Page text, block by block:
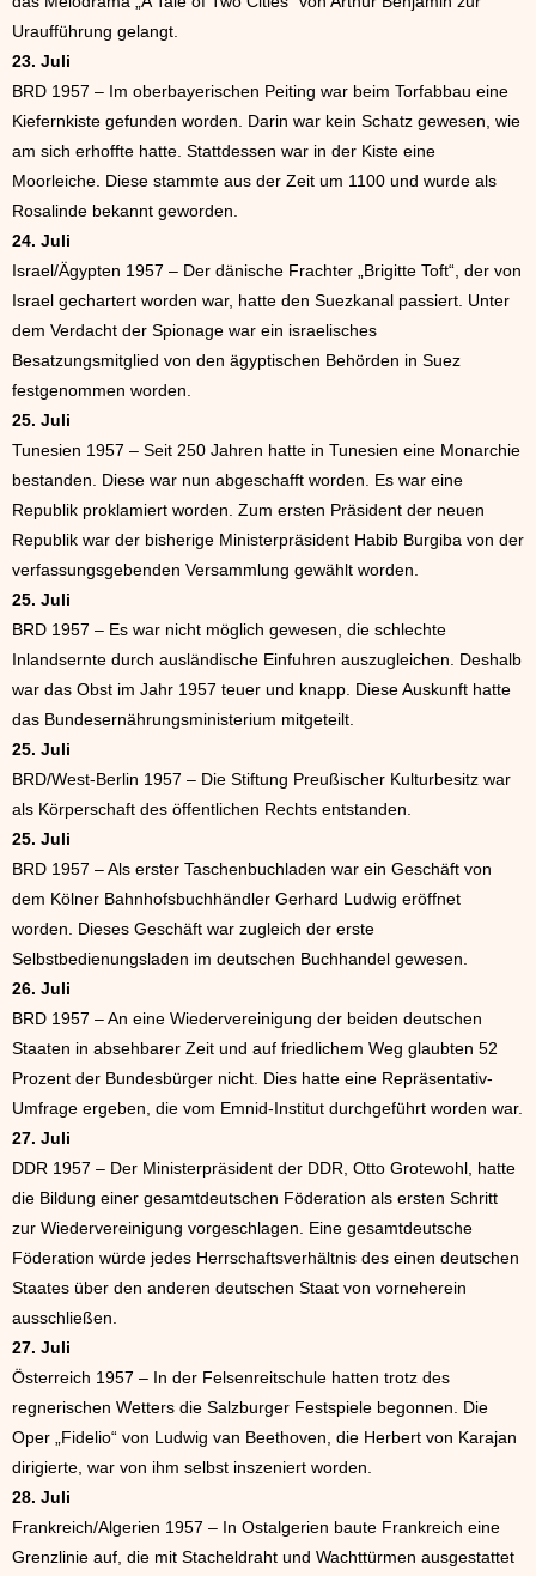
Uraufführung gelangt.
23. Juli
BRD 1957 – Im oberbayerischen Peiting war beim Torfabbau eine
Kiefernkiste gefunden worden. Darin war kein Schatz gewesen, wie
am sich erhoffte hatte. Stattdessen war in der Kiste eine
Moorleiche. Diese stammte aus der Zeit um 1100 und wurde als
Rosalinde bekannt geworden.
24. Juli
Israel/Ägypten 1957 – Der dänische Frachter „Brigitte Toft“, der von
Israel gechartert worden war, hatte den Suezkanal passiert. Unter
dem Verdacht der Spionage war ein israelisches
Besatzungsmitglied von den ägyptischen Behörden in Suez
festgenommen worden.
25. Juli
Tunesien 1957 – Seit 250 Jahren hatte in Tunesien eine Monarchie
bestanden. Diese war nun abgeschafft worden. Es war eine
Republik proklamiert worden. Zum ersten Präsident der neuen
Republik war der bisherige Ministerpräsident Habib Burgiba von der
verfassungsgebenden Versammlung gewählt worden.
25. Juli
BRD 1957 – Es war nicht möglich gewesen, die schlechte
Inlandsernte durch ausländische Einfuhren auszugleichen. Deshalb
war das Obst im Jahr 1957 teuer und knapp. Diese Auskunft hatte
das Bundesernährungsministerium mitgeteilt.
25. Juli
BRD/West-Berlin 1957 – Die Stiftung Preußischer Kulturbesitz war
als Körperschaft des öffentlichen Rechts entstanden.
25. Juli
BRD 1957 – Als erster Taschenbuchladen war ein Geschäft von
dem Kölner Bahnhofsbuchhändler Gerhard Ludwig eröffnet
worden. Dieses Geschäft war zugleich der erste
Selbstbedienungsladen im deutschen Buchhandel gewesen.
26. Juli
BRD 1957 – An eine Wiedervereinigung der beiden deutschen
Staaten in absehbarer Zeit und auf friedlichem Weg glaubten 52
Prozent der Bundesbürger nicht. Dies hatte eine Repräsentativ-
Umfrage ergeben, die vom Emnid-Institut durchgeführt worden war.
27. Juli
DDR 1957 – Der Ministerpräsident der DDR, Otto Grotewohl, hatte
die Bildung einer gesamtdeutschen Föderation als ersten Schritt
zur Wiedervereinigung vorgeschlagen. Eine gesamtdeutsche
Föderation würde jedes Herrschaftsverhältnis des einen deutschen
Staates über den anderen deutschen Staat von vorneherein
ausschließen.
27. Juli
Österreich 1957 – In der Felsenreitschule hatten trotz des
regnerischen Wetters die Salzburger Festspiele begonnen. Die
Oper „Fidelio“ von Ludwig van Beethoven, die Herbert von Karajan
dirigierte, war von ihm selbst inszeniert worden.
28. Juli
Frankreich/Algerien 1957 – In Ostalgerien baute Frankreich eine
Grenzlinie auf, die mit Stacheldraht und Wachttürmen ausgestattet